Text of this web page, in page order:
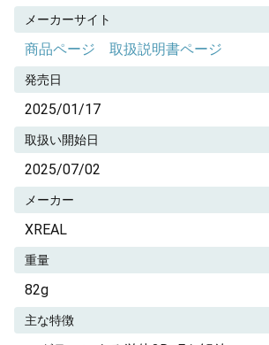
メーカーサイト
商品ページ 取扱説明書ページ
発売日
2025/01/17
取扱い開始日
2025/07/02
メーカー
XREAL
重量
82g
主な特徴